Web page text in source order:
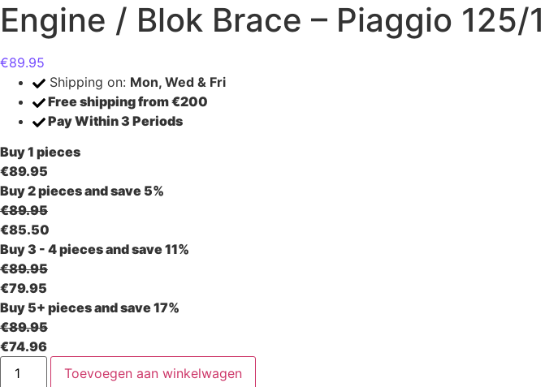
Engine / Blok Brace – Piaggio 125/
€89.95
Shipping on: Mon, Wed & Fri
Free shippingfrom €200
Pay Within 3 Periods
Buy 1 pieces
€89.95
Buy 2 pieces and save 5%
€89.95
€85.50
Buy 3 - 4 pieces and save 11%
€89.95
€79.95
Buy 5+ pieces and save 17%
€89.95
€74.96
Engine
Toevoegen aan winkelwagen